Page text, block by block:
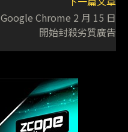
Google Chrome 2 月 15 日
開始封殺劣質廣告